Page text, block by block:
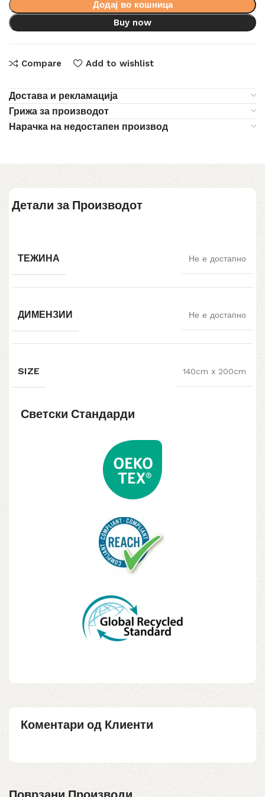
Додај во кошница
Buy now
Compare Add to wishlist
Достава и рекламација
Грижа за производот
Нарачка на недостапен производ
Детали за Производот
ТЕЖИНА Не е достапно
ДИМЕНЗИИ Не е достапно
SIZE 140cm x 200cm
Светски Стандарди
Коментари од Клиенти